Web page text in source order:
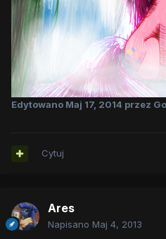
Edytowano Maj 17, 2014 przez
Cytuj
Ares
Napisano Maj 4, 2013